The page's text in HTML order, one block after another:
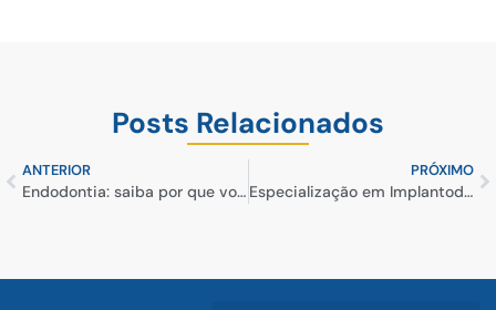
Posts Relacionados
ANTERIOR
Endodontia: saiba por que você deve se especializar nessa área
PRÓXIMO
Especialização em Implantodontia: conheça as vantagens